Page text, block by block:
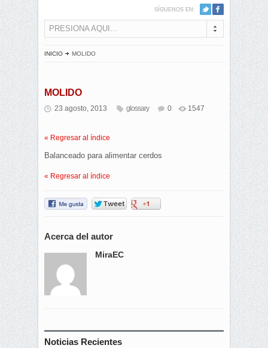
SÍGUENOS EN:
PRESIONA AQUI...
INICIO MOLIDO
MOLIDO
23 agosto, 2013 glossary 0 1547
« Regresar al índice
Balanceado para alimentar cerdos
« Regresar al índice
Acerca del autor
MiraEC
Noticias Recientes